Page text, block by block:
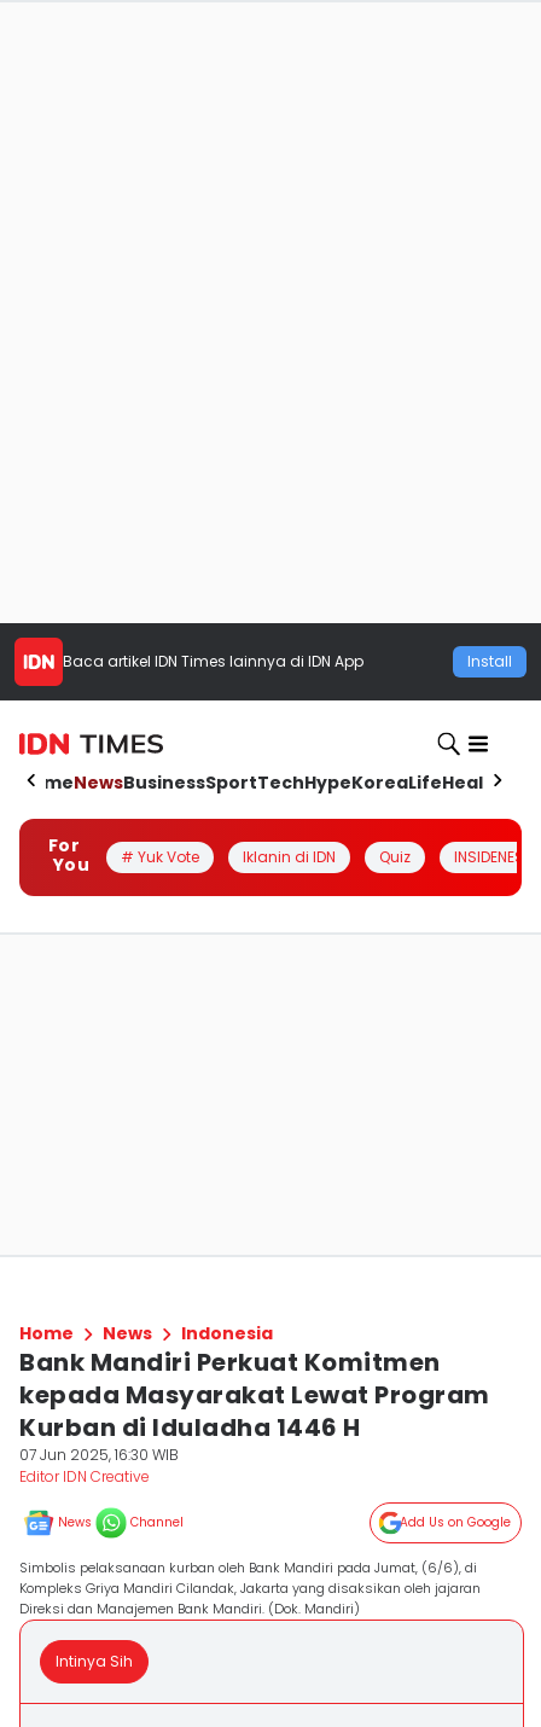
Baca artikel IDN Times lainnya di IDN App Install
HomeNewsBusinessSportTechHypeKoreaLifeHealth
For
You
# Yuk Vote Iklanin di IDN Quiz INSIDENESIA
Home News Indonesia
Bank Mandiri Perkuat Komitmen
kepada Masyarakat Lewat Program
Kurban di Iduladha 1446 H
07 Jun 2025, 16:30 WIB
Editor IDN Creative
News Channel Add Us on Google
Simbolis pelaksanaan kurban oleh Bank Mandiri pada Jumat, (6/6), di
Kompleks Griya Mandiri Cilandak, Jakarta yang disaksikan oleh jajaran
Direksi dan Manajemen Bank Mandiri. (Dok. Mandiri)
Intinya Sih